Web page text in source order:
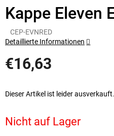
Kappe Eleven
CEP-EVNRED
€16,63
Nicht auf Lager
Dieser Artikel ist leider
Detaillierte Informationen